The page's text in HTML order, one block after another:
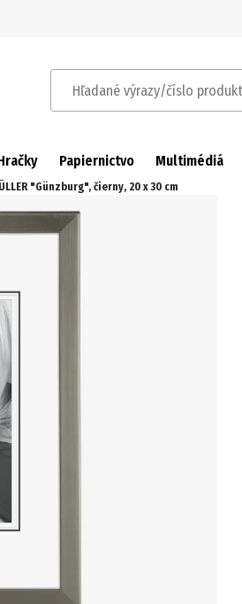
Hľadané výrazy/číslo produktu
Papiernictvo Multimédiá
"Günzburg", čierny, 20 x 30 cm